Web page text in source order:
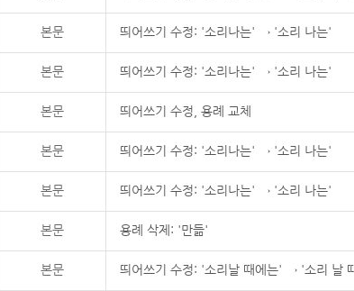
본문 띄어쓰기 수정: '소리나는' → '소리 나는'
본문 띄어쓰기 수정: '소리나는' → '소리 나는'
본문 띄어쓰기 수정, 용례 교체
본문 띄어쓰기 수정: '소리나는' → '소리 나는'
본문 띄어쓰기 수정: '소리나는' → '소리 나는'
본문 용례 삭제: '만듦'
본문 띄어쓰기 수정: '소리날 때에는' → '소리 날